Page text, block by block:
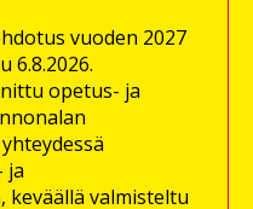
vuoden 2027
6.8.2026.
opetus- ja
ja
valmisteltu